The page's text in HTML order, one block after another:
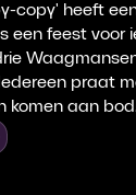
copy' heeft
een feest voor
praat
komen aan